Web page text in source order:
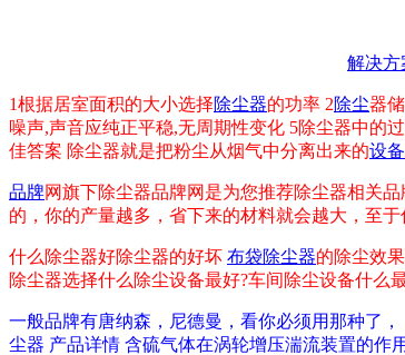
解决方
1根据居室面积的大小选择除尘器的功率 2除尘器
噪声,声音应纯正平稳,无周期性变化 5除尘器中的
佳答案 除尘器就是把粉尘从烟气中分离出来的设备
品牌网旗下除尘器品牌网是为您推荐除尘器相关
的，你的产量越多，省下来的材料就会越大，至于
什么除尘器好除尘器的好坏 布袋除尘器的除尘效
除尘器选择什么除尘设备最好?车间除尘设备什么
一般品牌有唐纳森，尼德曼，看你必须用那种了
尘器 产品详情 含硫气体在涡轮增压湍流装置的作